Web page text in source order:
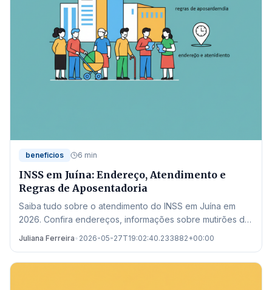
beneficios 6 min
INSS em Juína: Endereço, Atendimento e
Regras de Aposentadoria
Saiba tudo sobre o atendimento do INSS em Juína em
2026. Confira endereços, informações sobre mutirões de
Juliana Ferreira• 2026-05-27T19:02:40.233882+00:00